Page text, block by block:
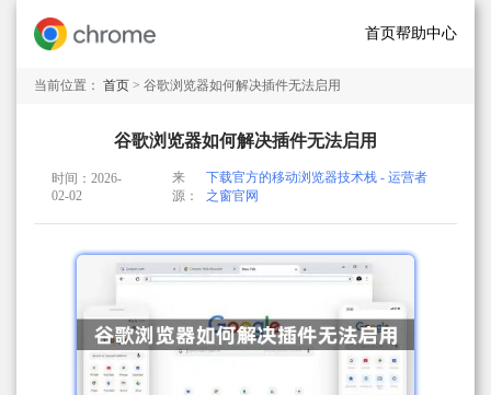
首页帮助中心
当前位置： 首页 > 谷歌浏览器如何解决插件无法启用
谷歌浏览器如何解决插件无法启用
时间：2026-
02-02
来
源：
下载官方的移动浏览器技术栈 - 运营者
之窗官网